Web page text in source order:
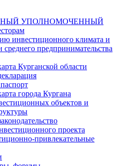
УПОЛНОМОЧЕННЫЙ
инвестиционного климата и
предпринимательства
Курганской области
города Кургана
объектов и
проекта
привлекательные